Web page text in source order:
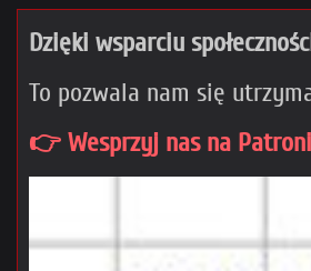
Dzięki wsparciu
To pozwala nam się
👉 Wesprzyj nas na